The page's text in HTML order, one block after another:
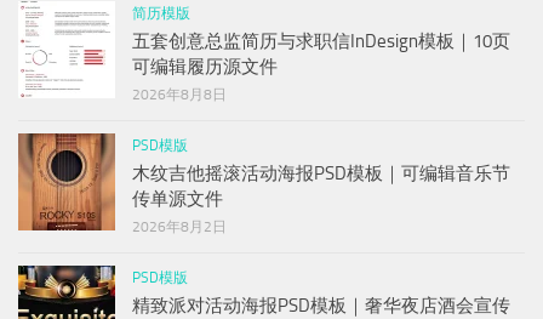
简历模版
五套创意总监简历与求职信InDesign模板｜10页
可编辑履历源文件
2026年8月8日
PSD模版
木纹吉他摇滚活动海报PSD模板｜可编辑音乐节
传单源文件
2026年8月2日
PSD模版
精致派对活动海报PSD模板｜奢华夜店酒会宣传